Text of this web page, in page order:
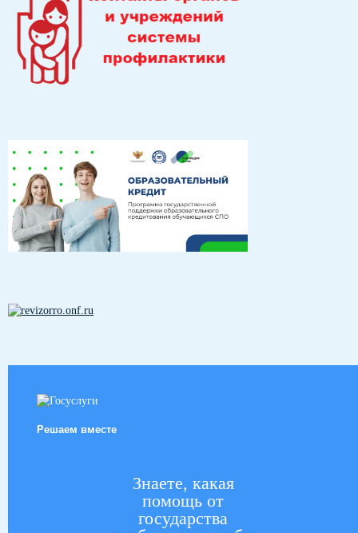
Решаем вместе
Знаете, какая
помощь от
государства